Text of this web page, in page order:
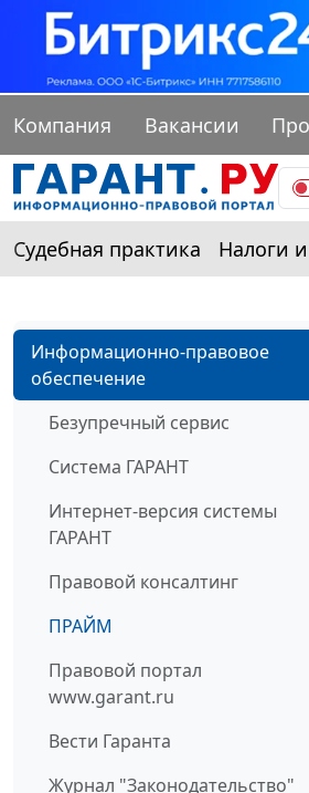
Компания Вакансии
Судебная практика Налоги
Информационно-правовое
обеспечение
Безупречный сервис
Система ГАРАНТ
Интернет-версия системы
ГАРАНТ
Правовой консалтинг
ПРАЙМ
Правовой портал
www.garant.ru
Вести Гаранта
Журнал "Законодательство"